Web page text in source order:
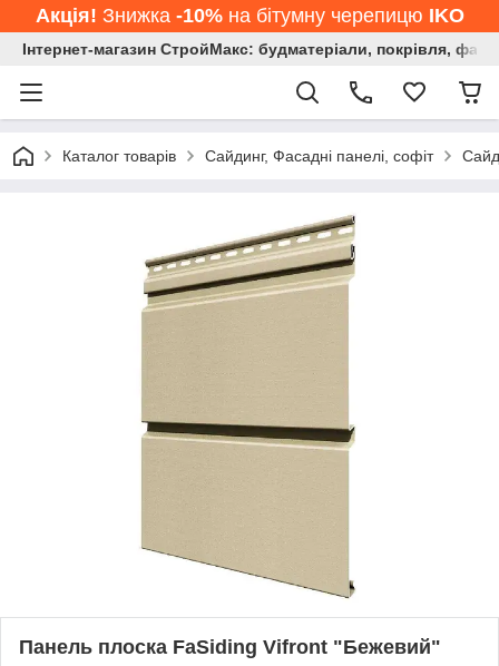
Акція! Знижка -10%на бітумну черепицю IKO
Інтернет-магазин СтройМакс: будматеріали, покрівля,
Каталог товарів Сайдинг, Фасадні панелі, софіт
Панель плоска FaSiding Vifront "Бежевий"